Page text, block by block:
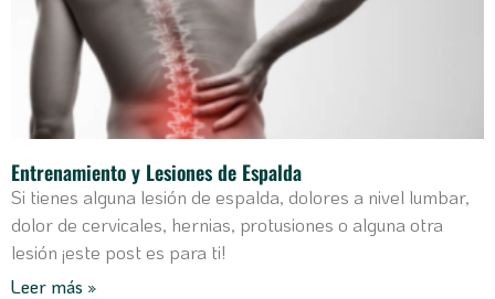
Entrenamiento y Lesiones de Espalda​
Si tienes alguna lesión de espalda, dolores a nivel lumbar,
dolor de cervicales, hernias, protusiones o alguna otra
lesión ¡este post es para ti!
Leer más »